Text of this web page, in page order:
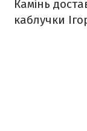
Камінь
каблучки